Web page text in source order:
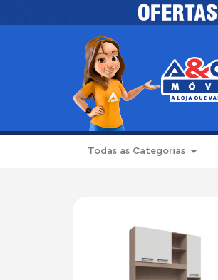
Todas as Categorias